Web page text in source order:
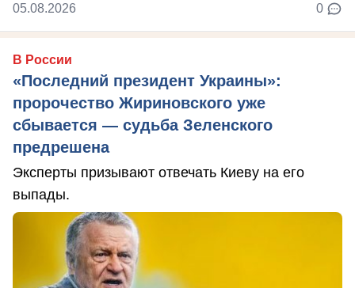
05.08.2026 0
В России
«Последний президент Украины»:
пророчество Жириновского уже
сбывается — судьба Зеленского
предрешена
Эксперты призывают отвечать Киеву на его
выпады.